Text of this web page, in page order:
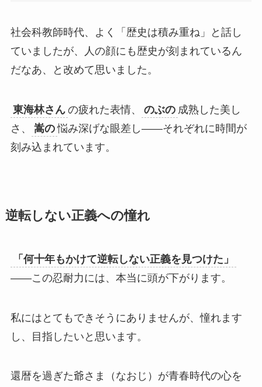
社会科教師時代、よく「歴史は積み重ね」と話し
ていましたが、人の顔にも歴史が刻まれているん
だなあ、と改めて思いました。
東海林さん の疲れた表情、 のぶの 成熟した美し
さ、
嵩の 悩み深げな眼差し——それぞれに時間が
刻み込まれています。
逆転しない正義への憧れ
「何十年もかけて逆転しない正義を見つけた」
——この忍耐力には、本当に頭が下がります。
私にはとてもできそうにありませんが、憧れます
し、目指したいと思います。
還暦を過ぎた爺さま（なおじ）が青春時代の心を